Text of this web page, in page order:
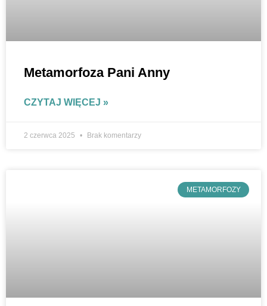
Metamorfoza Pani Anny
CZYTAJ WIĘCEJ »
2 czerwca 2025 Brak komentarzy
METAMORFOZY